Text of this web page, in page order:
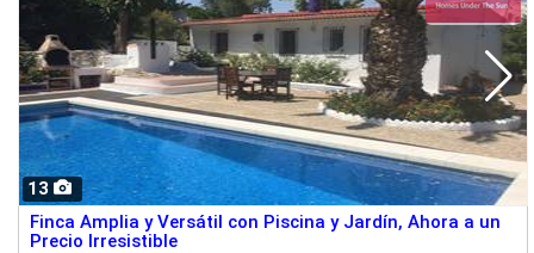
13
Finca Amplia y Versátil con Piscina y Jardín, Ahora a un
Precio Irresistible